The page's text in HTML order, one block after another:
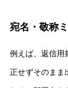
宛名・敬称
例えば、返信用
正せずそのまま